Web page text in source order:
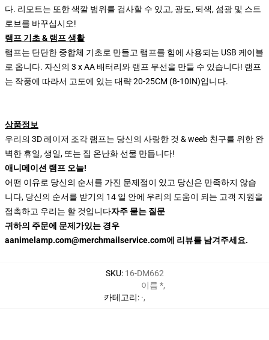
다. 리모트는 또한 색깔 범위를 검사할 수 있고, 광도, 퇴색, 섬광 및 스트
로브를 바꾸십시오!
램프 기초 & 램프 생활
램프는 단단한 중합체 기초로 만들고 램프를 힘에 사용되는 USB 케이블
로 옵니다. 자신의 3 x AA 배터리와 램프 무선을 만들 수 있습니다! 램프
는 작풍에 따라서 고도에 있는 대략 20-25CM (8-10IN)입니다.
상품정보
우리의 3D 레이저 조각 램프는 당신의 사랑한 것 & weeb 친구를 위한 완
벽한 휴일, 생일, 또는 집 온난화 선물 만듭니다!
애니메이션 램프 오늘!
어떤 이유로 당신의 순서를 가진 문제점이 있고 당신은 만족하지 않습
니다, 당신의 순서를 받기의 14 일 안에 우리의 도움이 되는 고객 지원을
접촉하고 우리는 할 것입니다자주 묻는 질문
귀하의 주문에 문제가있는 경우
aanimelamp.com@merchmailservice.com에 리뷰를 남겨주세요.
SKU: 16-DM662
카테고리:
이름 *,
·,